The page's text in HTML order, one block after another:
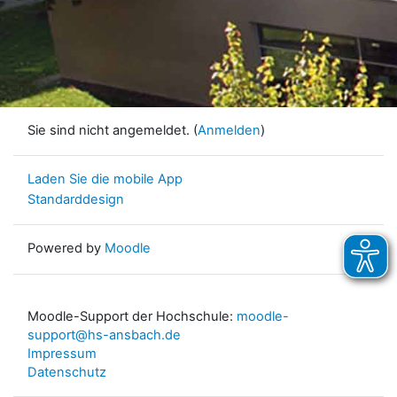
Sie sind nicht angemeldet. (Anmelden)
Laden Sie die mobile App
Standarddesign
Powered by Moodle
Moodle-Support der Hochschule: moodle-
support@hs-ansbach.de
Impressum
Datenschutz